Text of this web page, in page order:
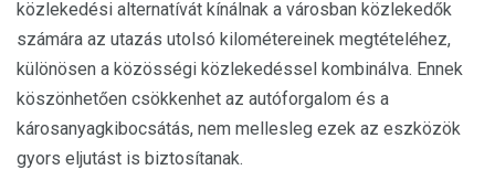
közlekedési alternatívát kínálnak a városban közlekedők
számára az utazás utolsó kilométereinek megtételéhez,
különösen a közösségi közlekedéssel kombinálva. Ennek
köszönhetően csökkenhet az autóforgalom és a
károsanyagkibocsátás, nem mellesleg ezek az eszközök
gyors eljutást is biztosítanak.